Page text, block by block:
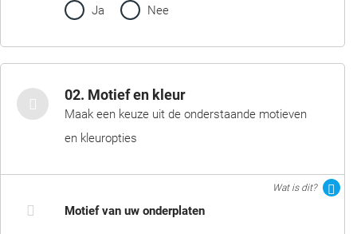
Ja Nee
02. Motief en kleur
Maak een keuze uit de onderstaande motieven
en kleuropties
Wat is dit?
Motief van uw onderplaten